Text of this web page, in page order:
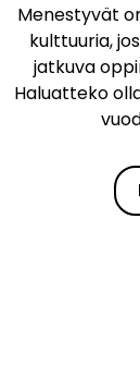
Menestyvät
kulttuuria,
jatkuva
Haluatteko